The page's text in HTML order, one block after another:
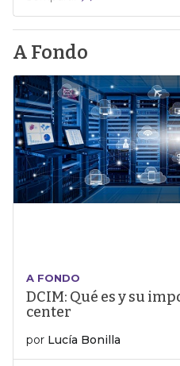
A Fondo
A FONDO
DCIM: Qué es y su
center
por Lucía Bonilla